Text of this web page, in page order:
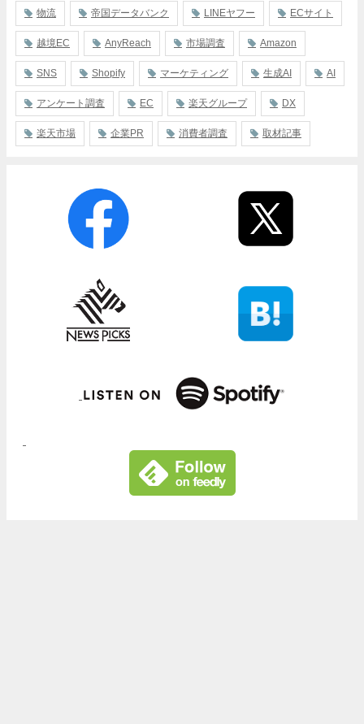
物流 帝国データバンク LINEヤフー ECサイト
越境EC AnyReach 市場調査 Amazon
SNS Shopify マーケティング 生成AI AI
アンケート調査 EC 楽天グループ DX
楽天市場 企業PR 消費者調査 取材記事